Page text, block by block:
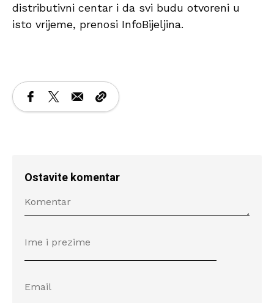
distributivni centar i da svi budu otvoreni u
isto vrijeme, prenosi InfoBijeljina.
Ostavite komentar